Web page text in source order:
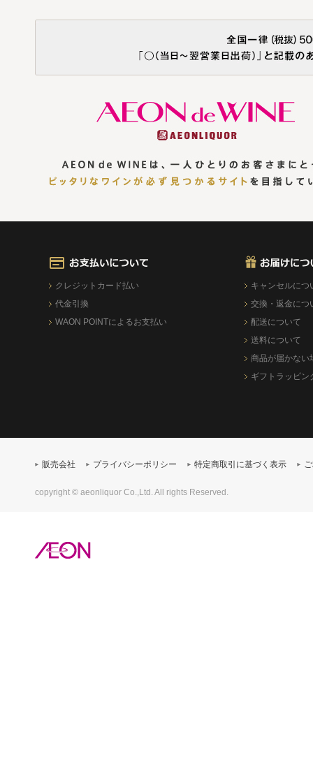
クレジットカード払い
代金引換
WAON POINTによるお支払い
キャンセルにつ
交換・返金につ
配送について
送料について
商品が届かない
ギフトラッピン
販売会社 プライバシーポリシー 特定商取引に基づく表示
copyright © aeonliquor Co.,Ltd. All rights Reserved.